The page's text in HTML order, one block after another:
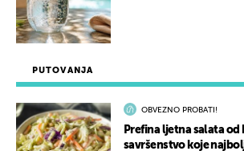
PUTOVANJA
OBVEZNO PROBATI!
Prefina ljetna salata
savršenstvo koje